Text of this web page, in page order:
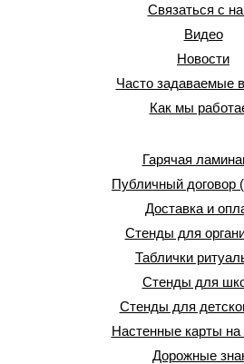
Связаться с
Видео
Новости
Часто задаваемые
Как мы
Гарячая
Публичный договор
Доставка и
Стенды для
Таблички
Стенды для
Стенды для
Настенные карты на
Дорожные